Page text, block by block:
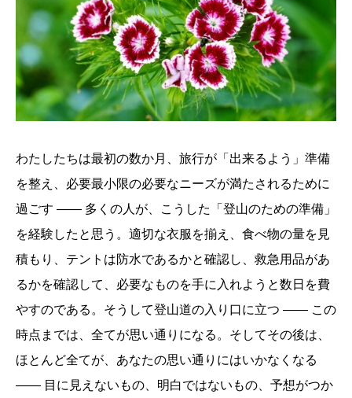
わたしたちは最初の数か月、旅行が「出来るよう」準備
を整え、必要最小限の必要なニーズが満たされるために
過ごす ―― 多くの人が、こうした「登山のための準備」
を経験したと思う。適切な衣服を揃え、食べ物の量を見
積もり、テントは防水であるかと確認し、救急用品があ
るかを確認して、必要なものを手に入れようと数日を費
やすのである。そうして登山道の入り口に立つ ―― この
時点までは、全てが思い通りになる。そしてその後は、
ほとんど全てが、あなたの思い通りにはいかなくなる
―― 目に見えないもの、明白ではないもの、予想がつか